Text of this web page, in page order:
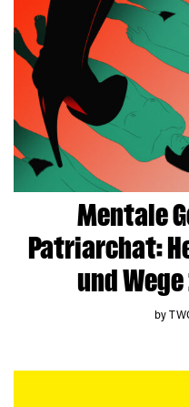
Mentale
Patriarchat:
und
by